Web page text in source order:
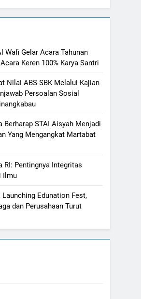
Wafi Gelar Acara Tahunan
Keren 100% Karya Santri
Nilai ABS-SBK Melalui Kajian
Persoalan Sosial
Berharap STAI Aisyah Menjadi
Yang Mengangkat Martabat
RI: Pentingnya Integritas
Ilmu
Launching Edunation Fest,
dan Perusahaan Turut